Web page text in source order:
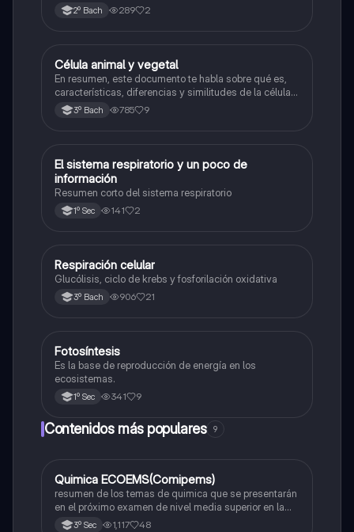
2º Bach 289 2
Biología
Célula animal y vegetal
En resumen, este documento te habla sobre qué es,
características, diferencias y similitudes de la célula
animal y célula vegetal.💗
3º Bach 785 9
Biología
El sistema respiratorio y un poco de
información
Resumen corto del sistema respiratorio
1º Sec 141 2
Biología
Respiración celular
Glucólisis, ciclo de krebs y fosforilación oxidativa
3º Bach 906 21
Biología
Fotosíntesis
Es la base de reproducción de energía en los
ecosistemas.
1º Sec 341 9
Contenidos más populares 9
Química
Quimica ECOEMS(Comipems)
resumen de los temas de quimica que se presentarán
en el próximo examen de nivel media superior en la
zona metropolitana de el valle de México
3º Sec 1,117 48